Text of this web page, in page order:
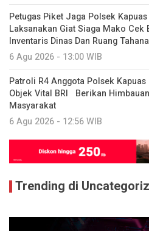
Petugas Piket Jaga Polsek
Laksanakan Giat Siaga Mako Cek
Inventaris Dinas Dan Ruang
6 Agu 2026 - 13:00 WIB
Patroli R4 Anggota Polsek
Objek Vital BRI Berikan
Masyarakat
6 Agu 2026 - 12:56 WIB
Trending di